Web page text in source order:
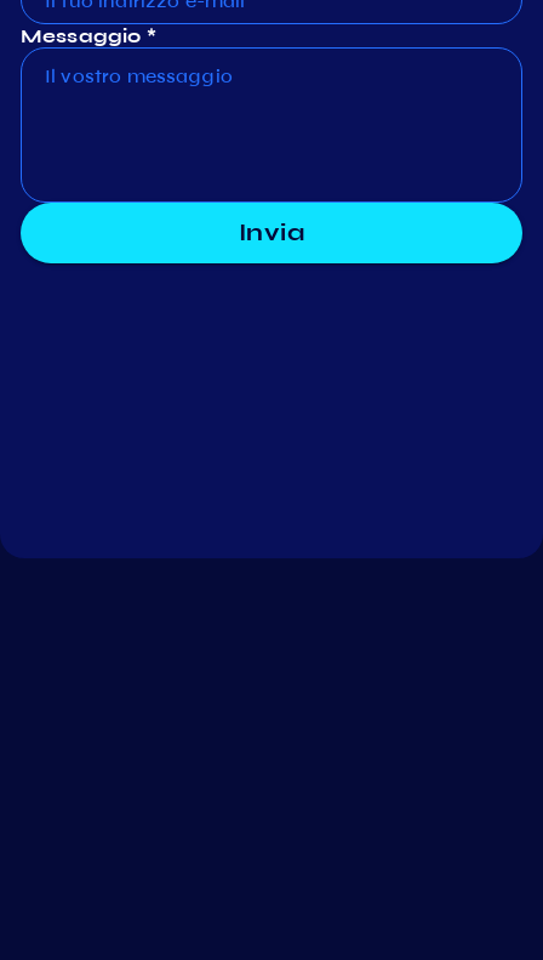
Messaggio *
Invia